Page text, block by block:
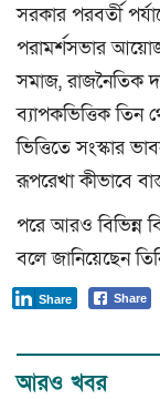
সরকার পরবর্তী
পরামর্শসভার
সমাজ, রাজনৈতিক
ব্যাপকভিত্তিক তিন
ভিত্তিতে সংস্কার
রূপরেখা কীভাবে
পরে আরও বিভিন্ন
বলে জানিয়েছেন
Share
Share
আরও খবর